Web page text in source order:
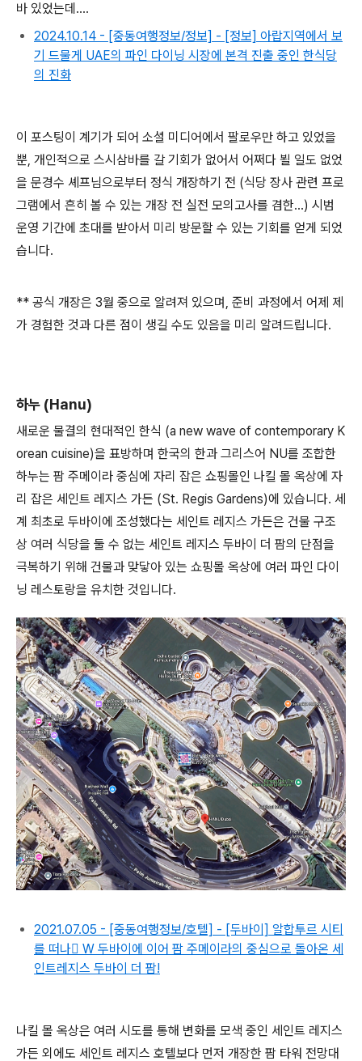
바 있었는데....
2024.10.14 - [중동여행정보/정보] - [정보] 아랍지역에서 보
기 드물게 UAE의 파인 다이닝 시장에 본격 진출 중인 한식당
의 진화
이 포스팅이 계기가 되어 소셜 미디어에서 팔로우만 하고 있었을
뿐, 개인적으로 스시삼바를 갈 기회가 없어서 어쩌다 뵐 일도 없었
을 문경수 셰프님으로부터 정식 개장하기 전 (식당 장사 관련 프로
그램에서 흔히 볼 수 있는 개장 전 실전 모의고사를 겸한...) 시범
운영 기간에 초대를 받아서 미리 방문할 수 있는 기회를 얻게 되었
습니다.
** 공식 개장은 3월 중으로 알려져 있으며, 준비 과정에서 어제 제
가 경험한 것과 다른 점이 생길 수도 있음을 미리 알려드립니다.
하누 (Hanu)
새로운 물결의 현대적인 한식 (a new wave of contemporary K
orean cuisine)을 표방하며 한국의 한과 그리스어 NU를 조합한
하누는 팜 주메이라 중심에 자리 잡은 쇼핑몰인 나킬 몰 옥상에 자
리 잡은 세인트 레지스 가든 (St. Regis Gardens)에 있습니다. 세
계 최초로 두바이에 조성했다는 세인트 레지스 가든은 건물 구조
상 여러 식당을 둘 수 없는 세인트 레지스 두바이 더 팜의 단점을
극복하기 위해 건물과 맞닿아 있는 쇼핑몰 옥상에 여러 파인 다이
닝 레스토랑을 유치한 것입니다.
2021.07.05 - [중동여행정보/호텔] - [두바이] 알합투르 시티
를 떠나 ًW 두바이에 이어 팜 주메이라의 중심으로 돌아온 세
인트레지스 두바이 더 팜!
나킬 몰 옥상은 여러 시도를 통해 변화를 모색 중인 세인트 레지스
가든 외에도 세인트 레지스 호텔보다 먼저 개장한 팜 타워 전망대